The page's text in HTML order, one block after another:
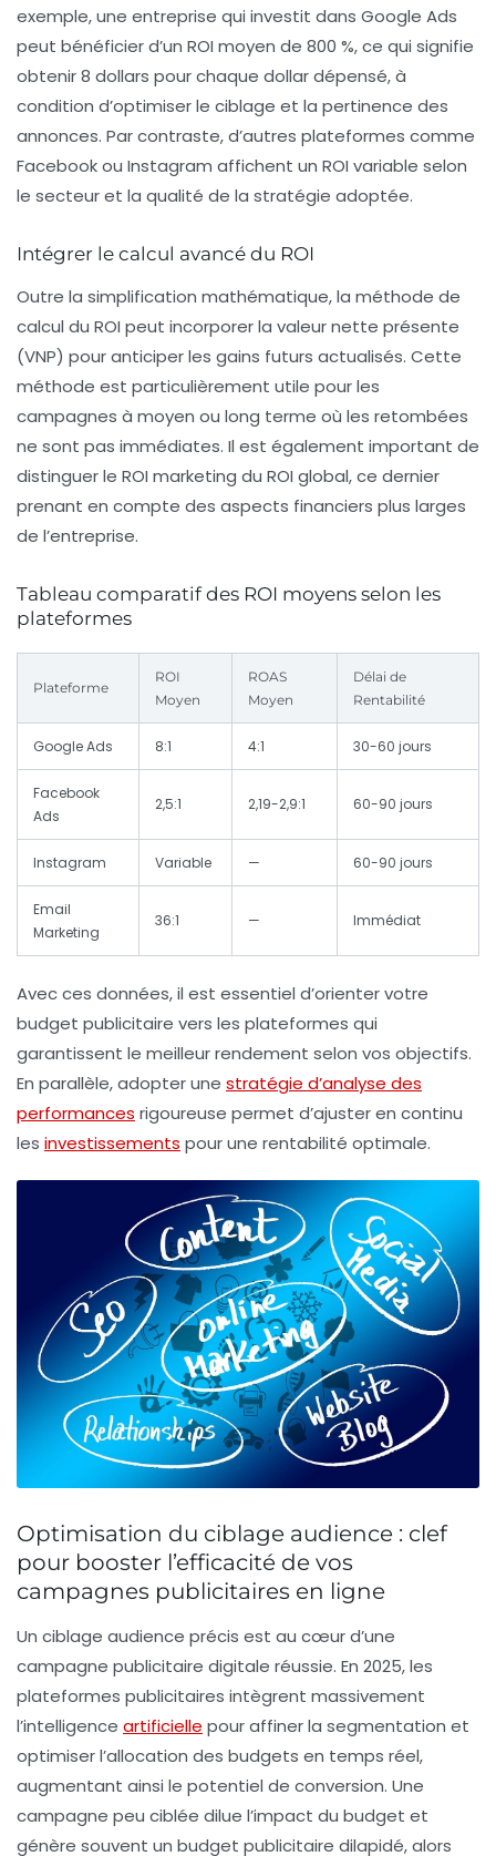
exemple, une entreprise qui investit dans Google Ads
peut bénéficier d’un ROI moyen de 800 %, ce qui signifie
obtenir 8 dollars pour chaque dollar dépensé, à
condition d’optimiser le ciblage et la pertinence des
annonces. Par contraste, d’autres plateformes comme
Facebook ou Instagram affichent un ROI variable selon
le secteur et la qualité de la stratégie adoptée.
Intégrer le calcul avancé du ROI
Outre la simplification mathématique, la méthode de
calcul du ROI peut incorporer la valeur nette présente
(VNP) pour anticiper les gains futurs actualisés. Cette
méthode est particulièrement utile pour les
campagnes à moyen ou long terme où les retombées
ne sont pas immédiates. Il est également important de
distinguer le ROI marketing du ROI global, ce dernier
prenant en compte des aspects financiers plus larges
de l’entreprise.
Tableau comparatif des ROI moyens selon les
plateformes
Plateforme
ROI
Moyen
ROAS
Moyen
Délai de
Rentabilité
Google Ads 8:1 4:1 30-60 jours
Facebook
Ads
2,5:1 2,19-2,9:1 60-90 jours
Instagram Variable — 60-90 jours
Email
Marketing
36:1 — Immédiat
Avec ces données, il est essentiel d’orienter votre
budget publicitaire vers les plateformes qui
garantissent le meilleur rendement selon vos objectifs.
En parallèle, adopter une stratégie d’analyse des
performances rigoureuse permet d’ajuster en continu
les investissements pour une rentabilité optimale.
Optimisation du ciblage audience : clef
pour booster l’efficacité de vos
campagnes publicitaires en ligne
Un ciblage audience précis est au cœur d’une
campagne publicitaire digitale réussie. En 2025, les
plateformes publicitaires intègrent massivement
l’intelligence artificielle pour affiner la segmentation et
optimiser l’allocation des budgets en temps réel,
augmentant ainsi le potentiel de conversion. Une
campagne peu ciblée dilue l’impact du budget et
génère souvent un budget publicitaire dilapidé, alors